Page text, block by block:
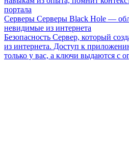
портала
Серверы Серверы Black Hole —
невидимые из интернета
Безопасность Сервер, который
из интернета. Доступ к
только у вас, а ключи выдаются с